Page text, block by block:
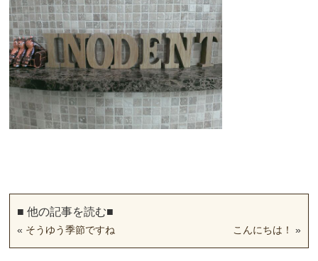
■ 他の記事を読む■
« そうゆう季節ですね こんにちは！ »